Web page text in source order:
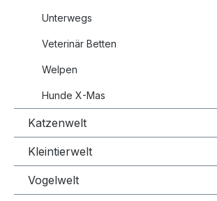
Unterwegs
Veterinär Betten
Welpen
Hunde X-Mas
Katzenwelt
Kleintierwelt
Vogelwelt